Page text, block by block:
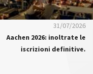
31/07/2026
Aachen 2026: inoltrate le
iscrizioni definitive.